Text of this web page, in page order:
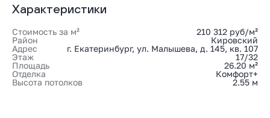
Характеристики
Стоимость за м²
210 312 руб/м²
Район
Кировский
Адрес
г. Екатеринбург, ул. Малышева, д. 145, кв. 107
Этаж
17/32
Площадь
26.20 м²
Отделка
Комфорт+
Высота потолков
2.55 м